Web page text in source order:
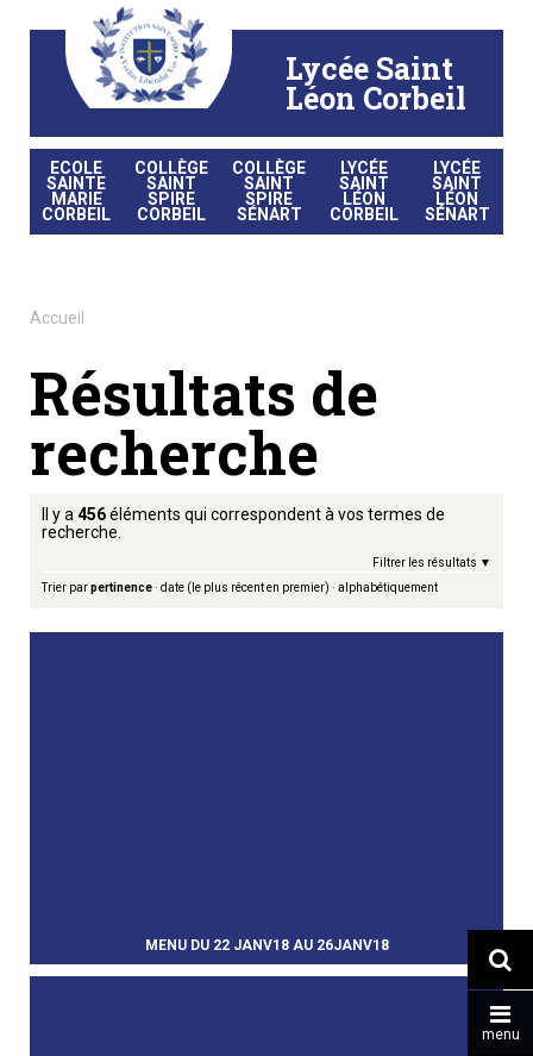
contenu.
Lycée Saint
Léon Corbeil
ECOLE
SAINTE
MARIE
CORBEIL
COLLÈGE
SAINT
SPIRE
CORBEIL
COLLÈGE
SAINT
SPIRE
SÉNART
LYCÉE
SAINT
LÉON
CORBEIL
LYCÉE
SAINT
LÉON
SÉNART


menu
Accueil
Résultats de
recherche
Il y a 456éléments qui correspondent à vos termes de
recherche.
Filtrer les résultats
Trier parpertinence· date (le plus récent en premier) · alphabétiquement
MENU DU 22 JANV18 AU 26JANV18